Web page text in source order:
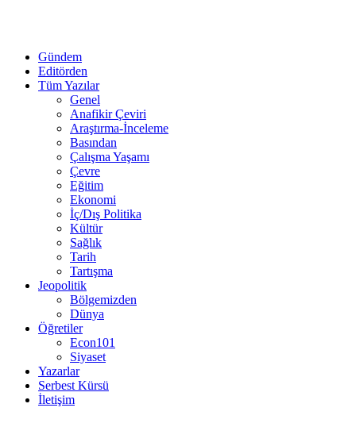
Gündem
Editörden
Tüm Yazılar
Genel
Anafikir Çeviri
Araştırma-İnceleme
Basından
Çalışma Yaşamı
Çevre
Eğitim
Ekonomi
İç/Dış Politika
Kültür
Sağlık
Tarih
Tartışma
Jeopolitik
Bölgemizden
Dünya
Öğretiler
Econ101
Siyaset
Yazarlar
Serbest Kürsü
İletişim